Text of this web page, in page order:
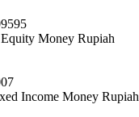
Money Rupiah
Income Money Rupiah